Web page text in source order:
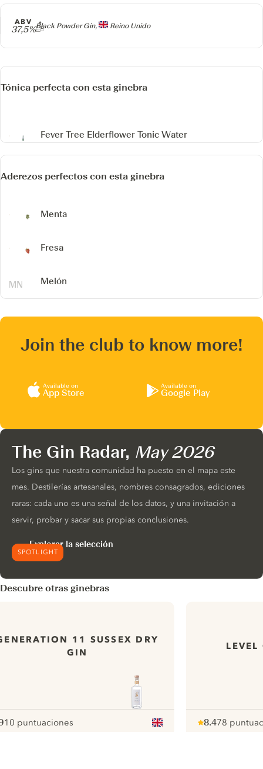
Producer
Black Powder Gin, Reino Unido
ABV
37,5%
Tónica perfecta con esta ginebra
Fever Tree Elderflower Tonic Water
Aderezos perfectos con esta ginebra
Menta
Fresa
Melón
Join the club to know more!
Available on
App Store
Available on
Google Play
SPOTLIGHT
The Gin Radar, May 2026
Los gins que nuestra comunidad ha puesto en el mapa este
mes. Destilerías artesanales, nombres consagrados, ediciones
raras: cada uno es una señal de los datos, y una invitación a
servir, probar y sacar sus propias conclusiones.
Explorar la selección
Descubre otras ginebras
11 SUSSEX DRY
GIN
pour
10 puntuaciones
8.4
pour
78